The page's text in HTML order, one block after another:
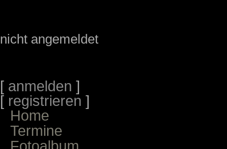
nicht angemeldet
[ anmelden ]
[ registrieren ]
Home
Termine